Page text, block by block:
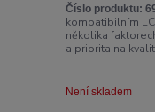
Číslo produktu:
kompatibilním
několika
a priorita na
Není skladem